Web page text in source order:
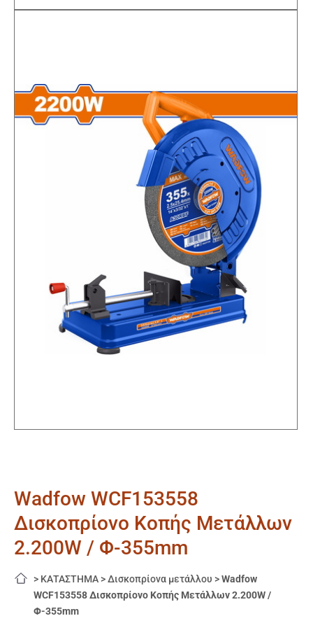
Wadfow WCF153558
Δισκοπρίονο Κοπής Μετάλλων
2.200W / Φ-355mm
> ΚΑΤΑΣΤΗΜΑ >Δισκοπρίονα μετάλλου >Wadfow
WCF153558 Δισκοπρίονο Κοπής Μετάλλων 2.200W /
Φ-355mm